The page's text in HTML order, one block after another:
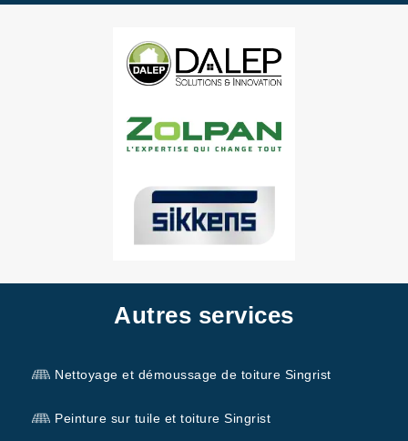
Autres services
Nettoyage et démoussage de toiture Singrist
Peinture sur tuile et toiture Singrist